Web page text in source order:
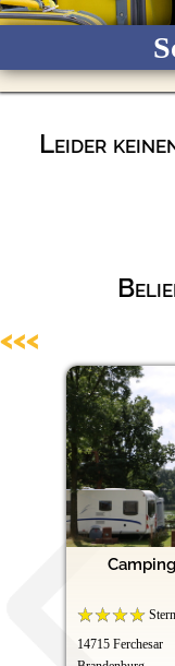
Bach Fluss
Leider
14715 Ferchesar
<<<